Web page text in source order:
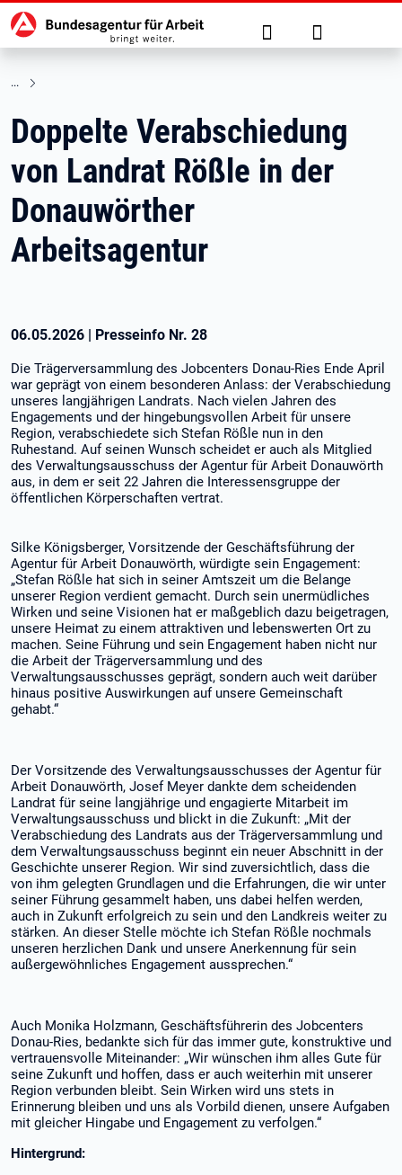
zu den Hauptinhalten springen
Hauptnavigation Suche Anmelden
Doppelte Verabschiedung
von Landrat Rößle in der
Donauwörther
Arbeitsagentur
06.05.2026 | Presseinfo Nr. 28
Die Trägerversammlung des Jobcenters Donau-Ries Ende April
war geprägt von einem besonderen Anlass: der Verabschiedung
unseres langjährigen Landrats. Nach vielen Jahren des
Engagements und der hingebungsvollen Arbeit für unsere
Region, verabschiedete sich Stefan Rößle nun in den
Ruhestand. Auf seinen Wunsch scheidet er auch als Mitglied
des Verwaltungsausschuss der Agentur für Arbeit Donauwörth
aus, in dem er seit 22 Jahren die Interessensgruppe der
öffentlichen Körperschaften vertrat.
Silke Königsberger, Vorsitzende der Geschäftsführung der
Agentur für Arbeit Donauwörth, würdigte sein Engagement:
„Stefan Rößle hat sich in seiner Amtszeit um die Belange
unserer Region verdient gemacht. Durch sein unermüdliches
Wirken und seine Visionen hat er maßgeblich dazu beigetragen,
unsere Heimat zu einem attraktiven und lebenswerten Ort zu
machen. Seine Führung und sein Engagement haben nicht nur
die Arbeit der Trägerversammlung und des
Verwaltungsausschusses geprägt, sondern auch weit darüber
hinaus positive Auswirkungen auf unsere Gemeinschaft
gehabt.“
Der Vorsitzende des Verwaltungsausschusses der Agentur für
Arbeit Donauwörth, Josef Meyer dankte dem scheidenden
Landrat für seine langjährige und engagierte Mitarbeit im
Verwaltungsausschuss und blickt in die Zukunft: „Mit der
Verabschiedung des Landrats aus der Trägerversammlung und
dem Verwaltungsausschuss beginnt ein neuer Abschnitt in der
Geschichte unserer Region. Wir sind zuversichtlich, dass die
von ihm gelegten Grundlagen und die Erfahrungen, die wir unter
seiner Führung gesammelt haben, uns dabei helfen werden,
auch in Zukunft erfolgreich zu sein und den Landkreis weiter zu
stärken. An dieser Stelle möchte ich Stefan Rößle nochmals
unseren herzlichen Dank und unsere Anerkennung für sein
außergewöhnliches Engagement aussprechen.“
Auch Monika Holzmann, Geschäftsführerin des Jobcenters
Donau-Ries, bedankte sich für das immer gute, konstruktive und
vertrauensvolle Miteinander: „Wir wünschen ihm alles Gute für
seine Zukunft und hoffen, dass er auch weiterhin mit unserer
Region verbunden bleibt. Sein Wirken wird uns stets in
Erinnerung bleiben und uns als Vorbild dienen, unsere Aufgaben
mit gleicher Hingabe und Engagement zu verfolgen.“
Hintergrund: